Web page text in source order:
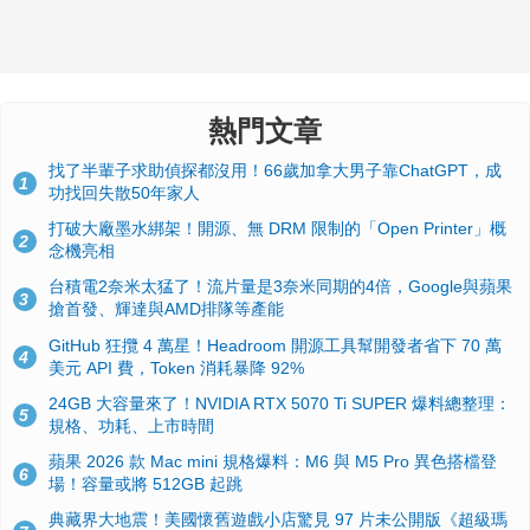
熱門文章
1
找了半輩子求助偵探都沒用！66歲加拿大男子靠ChatGPT，成
功找回失散50年家人
2
打破大廠墨水綁架！開源、無 DRM 限制的「Open Printer」概
念機亮相
3
台積電2奈米太猛了！流片量是3奈米同期的4倍，Google與蘋果
搶首發、輝達與AMD排隊等產能
4
GitHub 狂攬 4 萬星！Headroom 開源工具幫開發者省下 70 萬
美元 API 費，Token 消耗暴降 92%
5
24GB 大容量來了！NVIDIA RTX 5070 Ti SUPER 爆料總整理：
規格、功耗、上市時間
6
蘋果 2026 款 Mac mini 規格爆料：M6 與 M5 Pro 異色搭檔登
場！容量或將 512GB 起跳
典藏界大地震！美國懷舊遊戲小店驚見 97 片未公開版《超級瑪